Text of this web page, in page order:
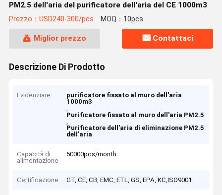
PM2.5 dell'aria del purificatore dell'aria del CE 1000m3
Prezzo：USD240-300/pcs MOQ：10pcs
Miglior prezzo Contattaci
Descrizione Di Prodotto
Evidenziare
purificatore fissato al muro dell'aria
1000m3
,
Purificatore fissato al muro dell'aria PM2.5
,
Purificatore dell'aria di eliminazione PM2.5
dell'aria
Capacità di
alimentazione
50000pcs/month
Certificazione GT, CE, CB, EMC, ETL, GS, EPA, KC,ISO9001